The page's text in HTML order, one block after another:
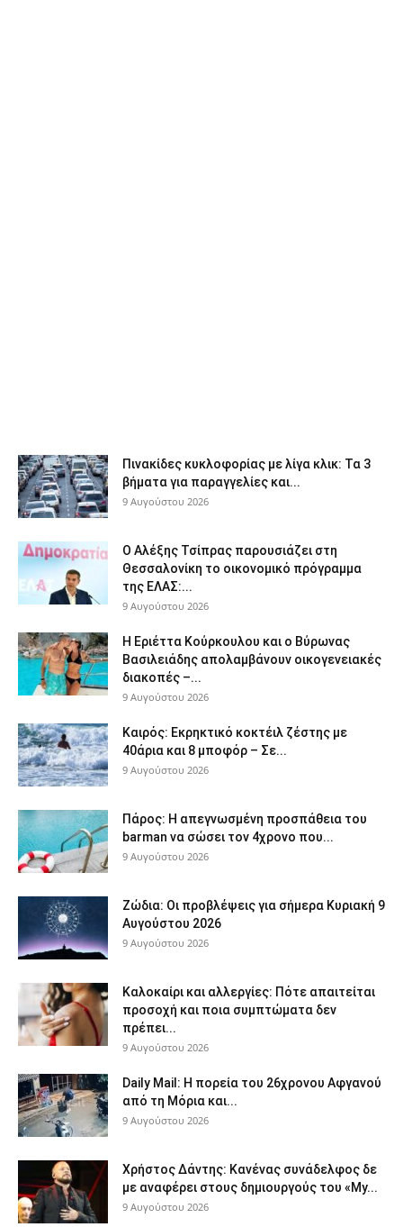
Πινακίδες κυκλοφορίας με λίγα κλικ: Τα 3
βήματα για παραγγελίες και...
9 Αυγούστου 2026
Ο Αλέξης Τσίπρας παρουσιάζει στη
Θεσσαλονίκη το οικονομικό πρόγραμμα
της ΕΛΑΣ:...
9 Αυγούστου 2026
Η Εριέττα Κούρκουλου και ο Βύρωνας
Βασιλειάδης απολαμβάνουν οικογενειακές
διακοπές –...
9 Αυγούστου 2026
Καιρός: Εκρηκτικό κοκτέιλ ζέστης με
40άρια και 8 μποφόρ – Σε...
9 Αυγούστου 2026
Πάρος: Η απεγνωσμένη προσπάθεια του
barman να σώσει τον 4χρονο που...
9 Αυγούστου 2026
Ζώδια: Οι προβλέψεις για σήμερα Κυριακή 9
Αυγούστου 2026
9 Αυγούστου 2026
Καλοκαίρι και αλλεργίες: Πότε απαιτείται
προσοχή και ποια συμπτώματα δεν
πρέπει...
9 Αυγούστου 2026
Daily Mail: Η πορεία του 26χρονου Αφγανού
από τη Μόρια και...
9 Αυγούστου 2026
Χρήστος Δάντης: Κανένας συνάδελφος δε
με αναφέρει στους δημιουργούς του «My...
9 Αυγούστου 2026